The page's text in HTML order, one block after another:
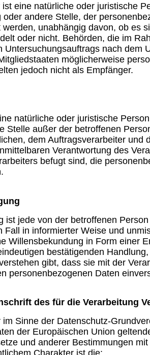
ist eine natürliche oder juristische
oder andere Stelle, der
werden, unabhängig davon, ob es
oder nicht. Behörden, die im
Untersuchungsauftrags nach dem
möglicherweise
jedoch nicht als Empfänger.
natürliche oder juristische
Stelle außer der betroffenen
dem Auftragsverarbeiter und
Verantwortung des
befugt sind, die
ist jede von der betroffenen
Fall in informierter Weise und
Willensbekundung in Form einer
bestätigenden
gibt, dass sie mit der
personenbezogenen Daten
des für die Verarbeitung
im Sinne der Datenschutz-
der Europäischen Union
und anderer Bestimmungen mit